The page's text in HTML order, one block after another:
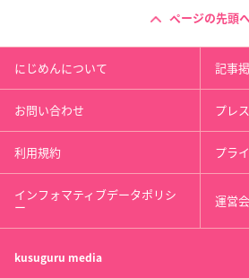
ページの先頭
にじめんについて 記事
お問い合わせ プレ
利用規約 プラ
インフォマティブデータポリシ
ー 運営
kusuguru media